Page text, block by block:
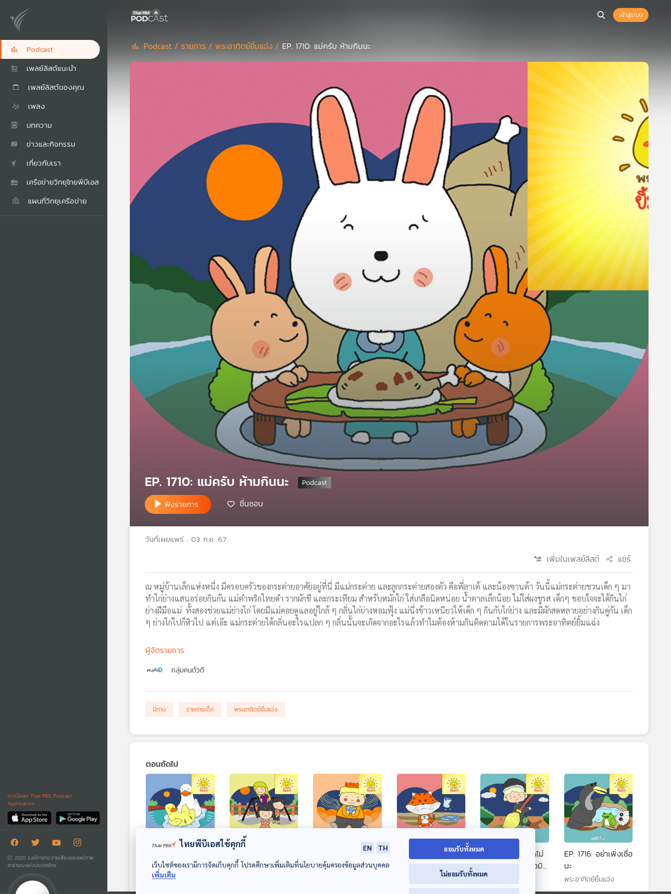
Podcast
เพลย์ลิสต์แนะนำ
เพลย์ลิสต์ของคุณ
เพลง
บทความ
ข่าวและกิจกรรม
เกี่ยวกับเรา
เครือข่ายวิทยุไทยพีบีเอส
แผนที่วิทยุเครือข่าย
ดาวน์โหลด Thai PBS Podcast
Application
Ⓒ 2020 องค์การกระจายเสียงและแพร่ภาพ
สาธารณะแห่งประเทศไทย
เข้าสู่ระบบ
Podcast / รายการ /พระอาทิตย์ยิ้มแฉ่ง / EP. 1710: แม่ครับ ห้ามกินนะ
EP. 1710: แม่ครับ ห้ามกินนะ
ฟังรายการ ชื่นชอบ
วันที่เผยแพร่ : 03 ก.ย. 67
เพิ่มในเพลย์ลิสต์ แชร์
ณ หมู่บ้านเล็กแห่งหนึ่ง มีครอบครัวของกระต่ายอาศัยอยู่ที่นี่ มีแม่กระต่าย และลูกกระต่ายสองตัว คือพี่ลาเต้ และน้องซานต้า วันนี้แม่กระต่ายชวนเด็ก ๆ มา
ทำไก่ย่างแสนอร่อยกินกัน แม่ตำพริกไทยดำ รากผักชี และกระเทียม สำหรับหมักไก่ ใส่เกลือนิดหน่อย น้ำตาลเล็กน้อย ไม่ใส่ผงชูรส เด็กๆ ชอบใจจะได้กินไก่
ย่างฝีมือแม่ ทั้งสองช่วยแม่ย่างไก่ โดยมีแม่คอยดูแลอยู่ใกล้ ๆ กลิ่นไก่ย่างหอมฟุ้ง แม่นึ่งข้าวเหนียวให้เด็ก ๆ กินกับไก่ย่าง และมีผักสดหลายอย่างกินคู่กัน เด็ก
ๆ ย่างไก่ไปก็หิวไป แต่เอ๊ะ แม่กระต่ายได้กลิ่นอะไรแปลก ๆ กลิ่นนั้นจะเกิดจากอะไรแล้วทำไมต้องห้ามกินติดตามได้ในรายการพระอาทิตย์ยิ้มแฉ่ง
ผู้จัดรายการ
กลุ่มคนตัวดี
นิทาน รายการเด็ก พระอาทิตย์ยิ้มแฉ่ง
ตอนถัดไป
อาบน้ำ
พระอาทิตย์ยิ้มแฉ่ง
EP. 1712: หนูมะลิขี้
โกรธ
EP. 1713: เจ้าชายขนม
หวาน
EP. 1714: เหมียว
เหมียวจะไม่โกหกแล้ว
พระอาทิตย์ยิ้มแฉ่ง
EP. 1715: ไม้กวาดไม่
วิเศษของแม่มดจิ๋วมิน
นี่
พระอาทิตย์ยิ้มแฉ่ง
EP. 1716: อย่าเพิ่งเชื่อ
นะ
พระอาทิตย์ยิ้มแฉ่ง
ไทยพีบีเอสใช้คุกกี้ EN
TH
เว็บไซต์ของเรามีการจัดเก็บคุกกี้ โปรดศึกษาเพิ่มเติมที่นโยบายคุ้มครองข้อมูลส่วนบุคคล
เพิ่มเติม
ยอมรับทั้งหมด
ไม่ยอมรับทั้งหมด